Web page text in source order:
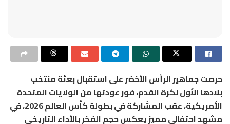
حرصت جماهير الرأس الأخضر على استقبال بعثة منتخب
بلادها الأول لكرة القدم، فور عودتها من الولايات المتحدة
الأمريكية، عقب المشاركة في بطولة كأس العالم 2026، في
مشهد احتفالي مميز يعكس حجم الفخر بالأداء التاريخي